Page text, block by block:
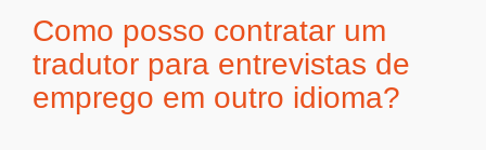
Como posso contratar um
tradutor para entrevistas de
emprego em outro idioma?